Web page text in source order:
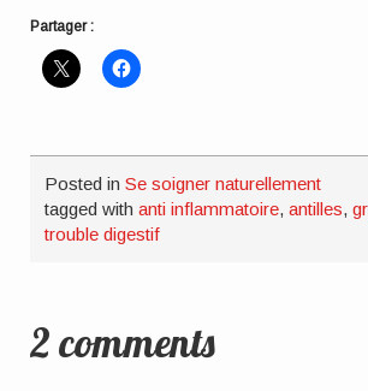
Partager :
Posted inSe soigner naturellement
tagged withanti inflammatoire,antilles,
trouble digestif
2 comments